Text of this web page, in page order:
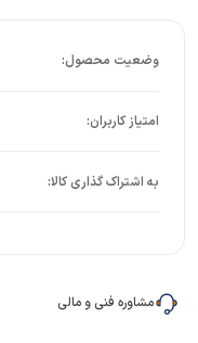
مشاوره فنی و مالی